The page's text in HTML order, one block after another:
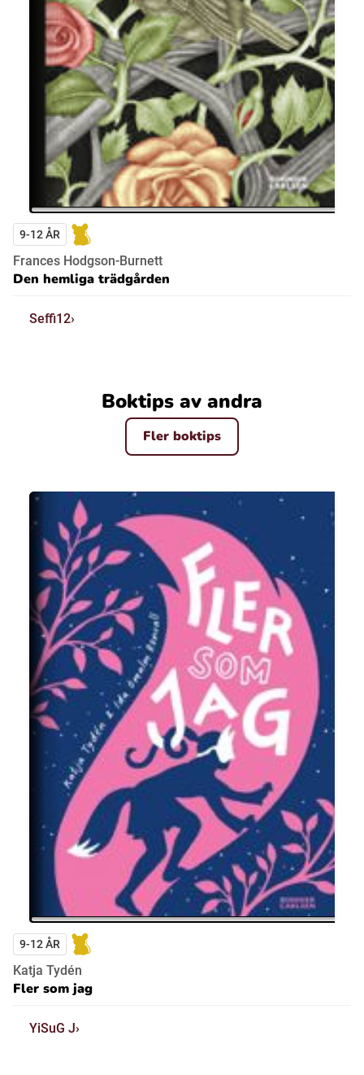
9-12 ÅR
Frances Hodgson-Burnett
Den hemliga trädgården
Seffi12
Boktips av andra
Fler boktips
9-12 ÅR
Katja Tydén
Fler som jag
YiSuG J